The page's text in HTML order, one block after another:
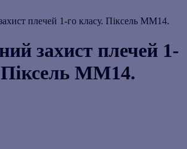
плечей 1-го класу. Піксель ММ14.
захист плечей 1-
Піксель ММ14.